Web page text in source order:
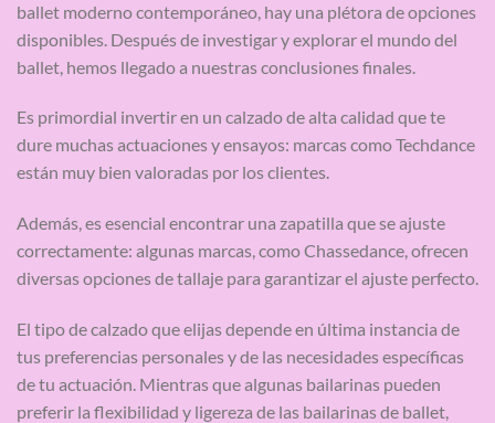
ballet moderno contemporáneo, hay una plétora de opciones
disponibles. Después de investigar y explorar el mundo del
ballet, hemos llegado a nuestras conclusiones finales.
Es primordial invertir en un calzado de alta calidad que te
dure muchas actuaciones y ensayos: marcas como Techdance
están muy bien valoradas por los clientes.
Además, es esencial encontrar una zapatilla que se ajuste
correctamente: algunas marcas, como Chassedance, ofrecen
diversas opciones de tallaje para garantizar el ajuste perfecto.
El tipo de calzado que elijas depende en última instancia de
tus preferencias personales y de las necesidades específicas
de tu actuación. Mientras que algunas bailarinas pueden
preferir la flexibilidad y ligereza de las bailarinas de ballet,